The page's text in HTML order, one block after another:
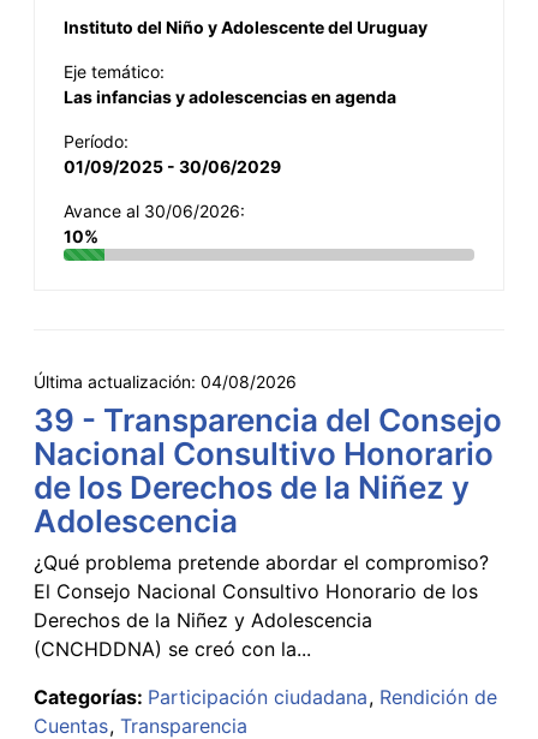
Instituto del Niño y Adolescente del Uruguay
Eje temático:
Las infancias y adolescencias en agenda
Período:
01/09/2025 - 30/06/2029
Avance al 30/06/2026:
10%
Última actualización: 04/08/2026
39 - Transparencia del Consejo
Nacional Consultivo Honorario
de los Derechos de la Niñez y
Adolescencia
¿Qué problema pretende abordar el compromiso?
El Consejo Nacional Consultivo Honorario de los
Derechos de la Niñez y Adolescencia
(CNCHDDNA) se creó con la...
Categorías: Participación ciudadana Rendición de
Cuentas Transparencia